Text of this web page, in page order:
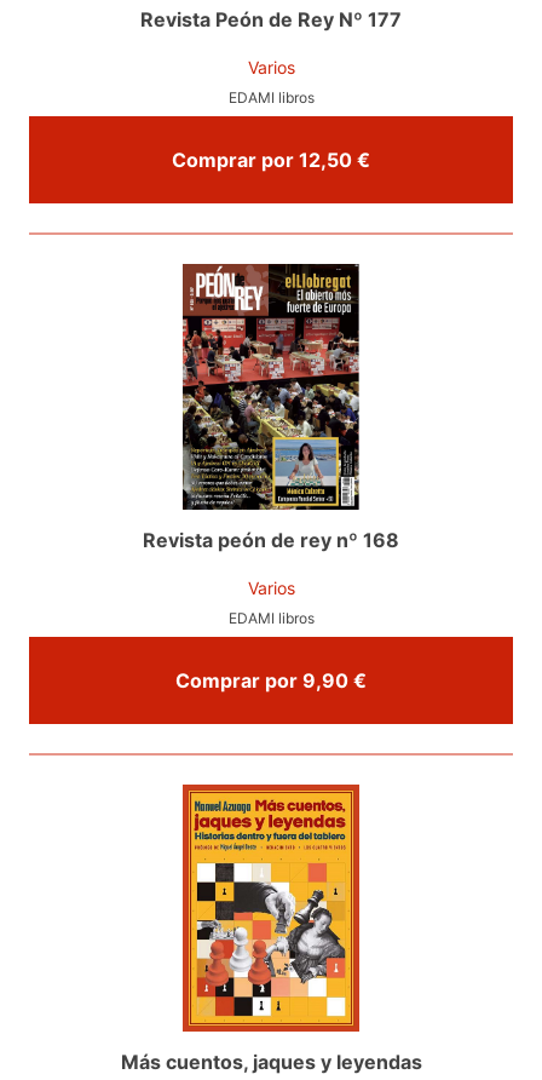
Revista Peón de Rey Nº 177
Varios
EDAMI libros
Comprar por 12,50 €
Revista peón de rey nº 168
Varios
EDAMI libros
Comprar por 9,90 €
Más cuentos, jaques y leyendas